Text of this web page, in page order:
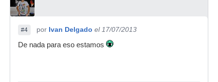
#4 por Ivan Delgado el 17/07/2013
De nada para eso estamos